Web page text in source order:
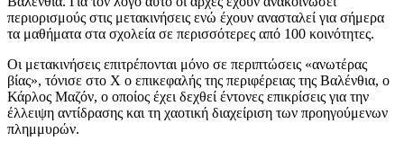
περιορισμούς στις μετακινήσεις ενώ έχουν ανασταλεί για σήμερα
τα μαθήματα στα σχολεία σε περισσότερες από 100 κοινότητες.
Οι μετακινήσεις επιτρέπονται μόνο σε περιπτώσεις «ανωτέρας
βίας», τόνισε στο Χ ο επικεφαλής της περιφέρειας της Βαλένθια, ο
Κάρλος Μαζόν, ο οποίος έχει δεχθεί έντονες επικρίσεις για την
έλλειψη αντίδρασης και τη χαοτική διαχείριση των προηγούμενων
πλημμυρών.